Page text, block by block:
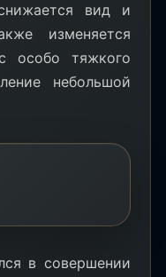
вид и
изменяется
особо тяжкого
небольшой
в совершении